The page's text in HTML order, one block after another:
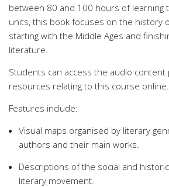
between 80 and 100 hours of learning
units, this book focuses on the history
starting with the Middle Ages and
literature.
Students can access the audio content
resources relating to this course online.
Features include:
Visual maps organised by literary
authors and their main works.
Descriptions of the social and
literary movement.